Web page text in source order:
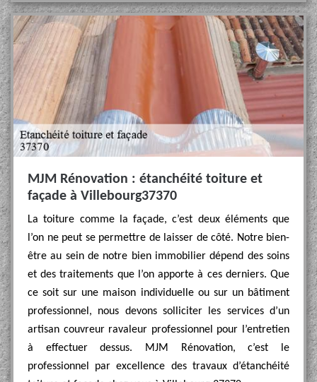
MJM Rénovation : étanchéité toiture et
façade à Villebourg37370
La toiture comme la façade, c’est deux éléments que
l’on ne peut se permettre de laisser de côté. Notre bien-
être au sein de notre bien immobilier dépend des soins
et des traitements que l’on apporte à ces derniers. Que
ce soit sur une maison individuelle ou sur un bâtiment
professionnel, nous devons solliciter les services d’un
artisan couvreur ravaleur professionnel pour l’entretien
à effectuer dessus. MJM Rénovation, c’est le
professionnel par excellence des travaux d’étanchéité